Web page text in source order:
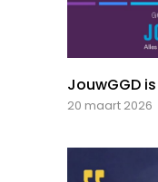
JouwGGD
20 maart 2026